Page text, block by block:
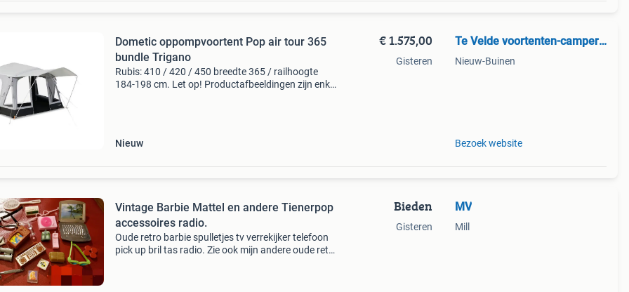
Dometic oppompvoortent Pop air tour 365
bundle Trigano
Rubis: 410 / 420 / 450 breedte 365 / railhoogte
184-198 cm. Let op! Productafbeeldingen zijn enkel
Nieuw
€ 1.575,00
Gisteren
Te Velde voortenten-campertent
Nieuw-Buinen
Bezoek website
Vintage Barbie Mattel en andere Tienerpop
accessoires radio.
Oude retro barbie spulletjes tv verrekijker telefoon
pick up bril tas radio. Zie ook mijn andere oude retro
Bieden
Gisteren
MV
Mill